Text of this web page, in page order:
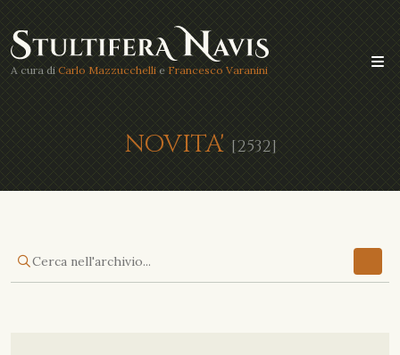
A cura di Carlo Mazzucchelli e Francesco Varanini
NOVITA' [2532]